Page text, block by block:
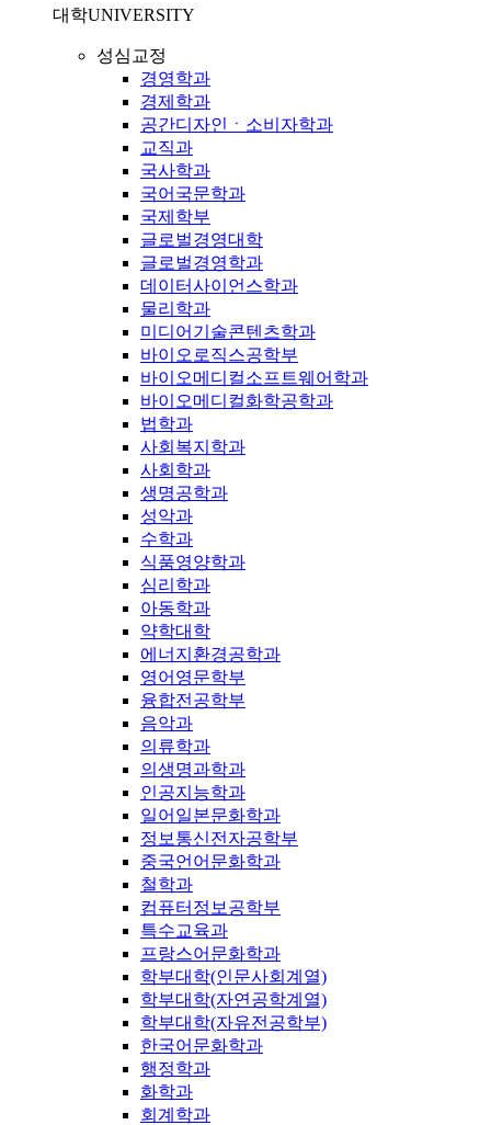
대학UNIVERSITY
성심교정
경영학과
경제학과
공간디자인ㆍ소비자학과
교직과
국사학과
국어국문학과
국제학부
글로벌경영대학
글로벌경영학과
데이터사이언스학과
물리학과
미디어기술콘텐츠학과
바이오로직스공학부
바이오메디컬소프트웨어학과
바이오메디컬화학공학과
법학과
사회복지학과
사회학과
생명공학과
성악과
수학과
식품영양학과
심리학과
아동학과
약학대학
에너지환경공학과
영어영문학부
융합전공학부
음악과
의류학과
의생명과학과
인공지능학과
일어일본문화학과
정보통신전자공학부
중국언어문화학과
철학과
컴퓨터정보공학부
특수교육과
프랑스어문화학과
학부대학(인문사회계열)
학부대학(자연공학계열)
학부대학(자유전공학부)
한국어문화학과
행정학과
화학과
회계학과